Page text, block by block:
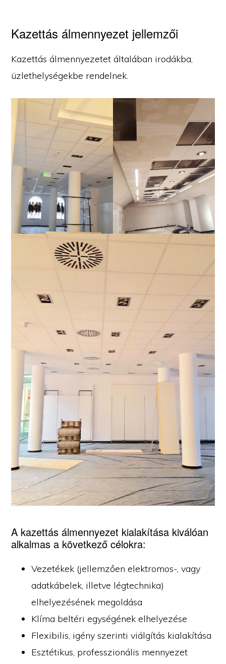
Kazettás álmennyezet jellemzői
Kazettás álmennyezetet általában irodákba,
üzlethelységekbe rendelnek.
A kazettás álmennyezet kialakítása kiválóan
alkalmas a következő célokra:
Vezetékek (jellemzően elektromos-, vagy
adatkábelek, illetve légtechnika)
elhelyezésének megoldása
Klíma beltéri egységének elhelyezése
Flexibilis, igény szerinti viálgítás kialakítása
Esztétikus, professzionális mennyezet